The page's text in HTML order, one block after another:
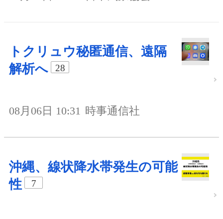
トクリュウ秘匿通信、遠隔
解析へ
28
08月06日 10:31 時事通信社
沖縄、線状降水帯発生の可能
性
7